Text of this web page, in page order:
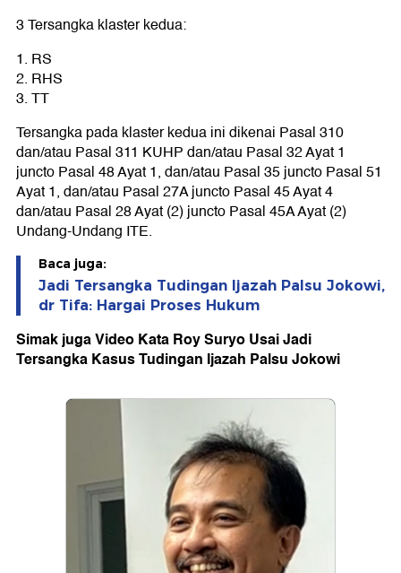
3 Tersangka klaster kedua:
1.⁠ ⁠RS
2.⁠ ⁠RHS
3.⁠ ⁠TT
Tersangka pada klaster kedua ini dikenai Pasal 310
dan/atau Pasal 311 KUHP dan/atau Pasal 32 Ayat 1
juncto Pasal 48 Ayat 1, dan/atau Pasal 35 juncto Pasal 51
Ayat 1, dan/atau Pasal 27A juncto Pasal 45 Ayat 4
dan/atau Pasal 28 Ayat (2) juncto Pasal 45A Ayat (2)
Undang-Undang ITE.
Baca juga:
Jadi Tersangka Tudingan Ijazah Palsu Jokowi,
dr Tifa: Hargai Proses Hukum
Simak juga Video Kata Roy Suryo Usai Jadi
Tersangka Kasus Tudingan Ijazah Palsu Jokowi